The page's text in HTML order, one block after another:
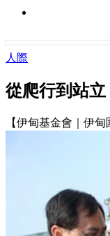
人際
從爬行到站
【伊甸基金會｜伊甸